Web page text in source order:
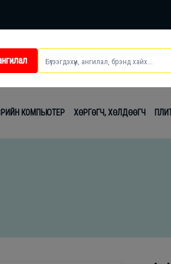
КОМПЬЮТЕР ХӨРГӨГЧ, ХӨЛДӨӨГЧ